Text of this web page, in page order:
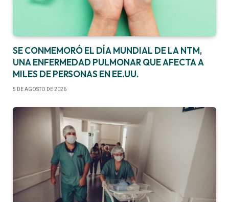
SE CONMEMORÓ EL DÍA MUNDIAL DE LA NTM,
UNA ENFERMEDAD PULMONAR QUE AFECTA A
MILES DE PERSONAS EN EE.UU.
5 DE AGOSTO DE 2026